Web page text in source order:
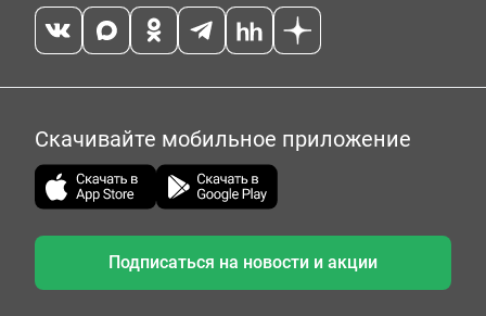
Скачивайте мобильное приложение
Подписаться на новости и акции